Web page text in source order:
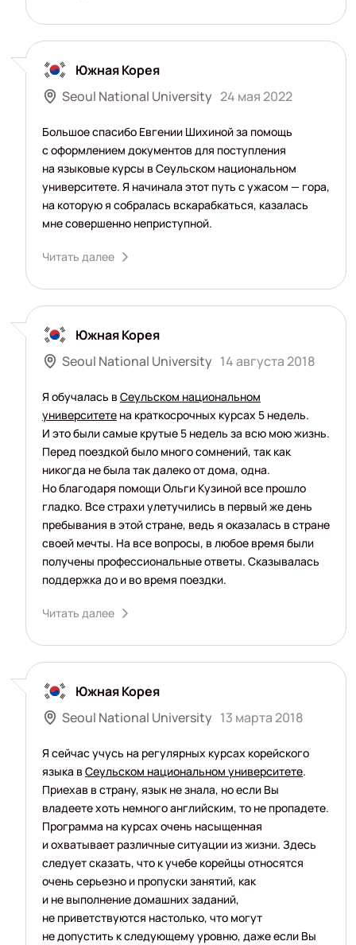
Южная Корея
Seoul National University 24 мая 2022
Большое спасибо Евгении Шихиной за помощь
с оформлением документов для поступления
на языковые курсы в Сеульском национальном
университете. Я начинала этот путь с ужасом — гора,
на которую я собралась вскарабкаться, казалась
мне совершенно неприступной.
Читать далее
Южная Корея
Seoul National University 14 августа 2018
Я обучалась в Сеульском национальном
университетена краткосрочных курсах 5 недель.
И это были самые крутые 5 недель за всю мою жизнь.
Перед поездкой было много сомнений, так как
никогда не была так далеко от дома, одна.
Но благодаря помощи Ольги Кузиной все прошло
гладко. Все страхи улетучились в первый же день
пребывания в этой стране, ведь я оказалась в стране
своей мечты. На все вопросы, в любое время были
получены профессиональные ответы. Сказывалась
поддержка до и во время поездки.
Читать далее
Южная Корея
Seoul National University 13 марта 2018
Я сейчас учусь на регулярных курсах корейского
языка в Сеульском национальном университете.
Приехав в страну, язык не знала, но если Вы
владеете хоть немного английским, то не пропадете.
Программа на курсах очень насыщенная
и охватывает различные ситуации из жизни. Здесь
следует сказать, что к учебе корейцы относятся
очень серьезно и пропуски занятий, как
и не выполнение домашних заданий,
не приветствуются настолько, что могут
не допустить к следующему уровню, даже если Вы